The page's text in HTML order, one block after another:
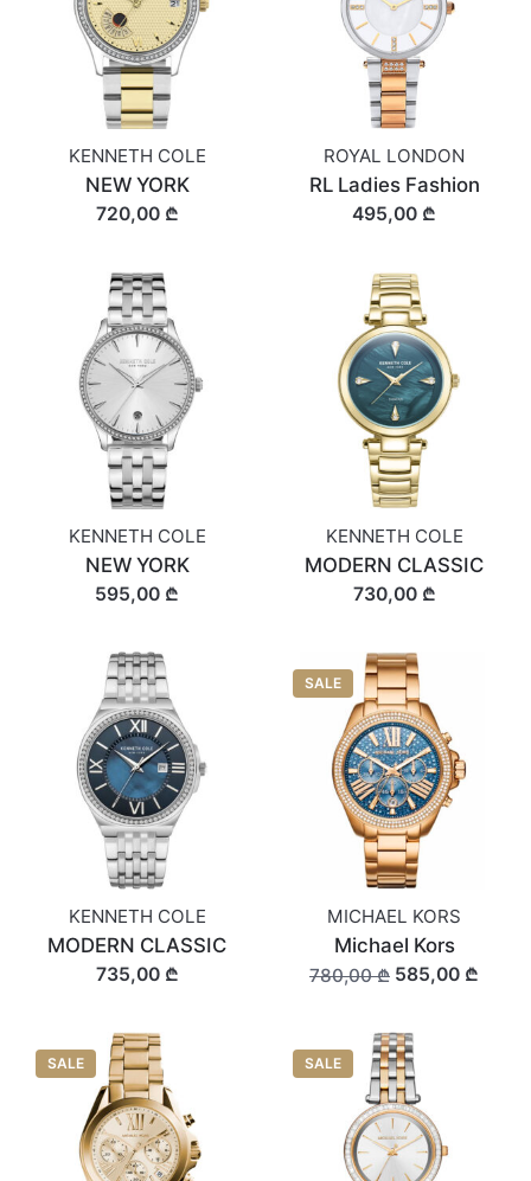
KENNETH COLE
NEW YORK
720,00 ₾
ROYAL LONDON
RL Ladies Fashion
495,00 ₾
KENNETH COLE
NEW YORK
595,00 ₾
KENNETH COLE
MODERN CLASSIC
730,00 ₾
KENNETH COLE
MODERN CLASSIC
735,00 ₾
SALE
MICHAEL KORS
Michael Kors
780,00 ₾ 585,00 ₾
SALE SALE